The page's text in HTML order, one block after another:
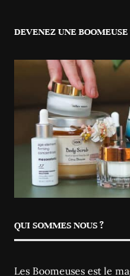
DEVENEZ UNE BOOMEUSE
QUI SOMMES NOUS ?
Les Boomeuses est le